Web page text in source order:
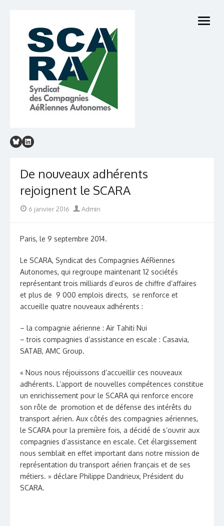
content
open
De nouveaux adhérents
rejoignent le SCARA
Posted
6 janvier 2016 Author
Admin
Paris, le 9 septembre 2014.
Le SCARA, Syndicat des Compagnies AéRiennes
Autonomes, qui regroupe maintenant 12 sociétés
représentant trois milliards d’euros de chiffre d’affaires
et plus de 9 000 emplois directs, se renforce et
accueille quatre nouveaux adhérents :
– la compagnie aérienne : Air Tahiti Nui
– trois compagnies d’assistance en escale : Casavia,
SATAB, AMC Group.
« Nous nous réjouissons d’accueillir ces nouveaux
adhérents. L’apport de nouvelles compétences constitue
un enrichissement pour le SCARA qui renforce encore
son rôle de promotion et de défense des intérêts du
transport aérien. Aux côtés des compagnies aériennes,
le SCARA pour la première fois, a décidé de s’ouvrir aux
compagnies d’assistance en escale. Cet élargissement
nous semblait en effet important dans notre mission de
représentation du transport aérien français et de ses
métiers. » déclare Philippe Dandrieux, Président du
SCARA.